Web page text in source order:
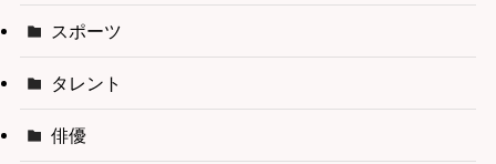
スポーツ
タレント
俳優